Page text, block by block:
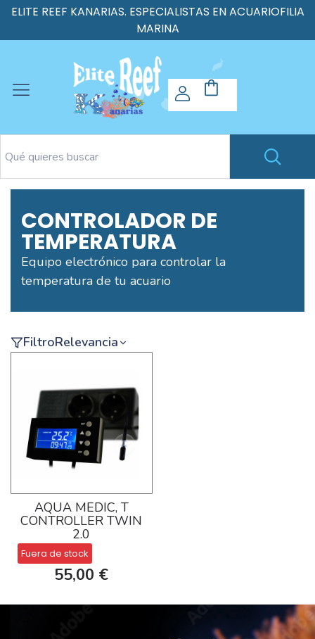
ELITE REEF KANARIAS. ESPECIALISTAS EN ACUARIOFILIA
MARINA
CONTROLADOR DE
TEMPERATURA
Equipo electrónico para controlar la
temperatura de tu acuario
FiltroRelevancia
AQUA MEDIC, T
CONTROLLER TWIN
2.0
Fuera de stock
55,00 €